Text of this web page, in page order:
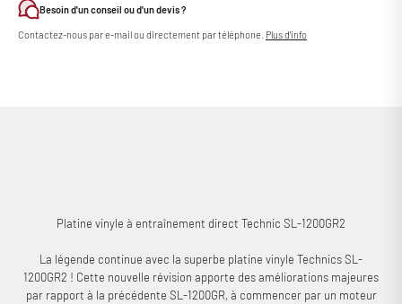
Besoin d'un conseil ou d'un devis ?
Contactez-nous par e-mail ou directement par téléphone. Plus d'info
Platine vinyle à entraînement direct Technic SL-1200GR2
La légende continue avec la superbe platine vinyle Technics SL-
1200GR2 ! Cette nouvelle révision apporte des améliorations majeures
par rapport à la précédente SL-1200GR, à commencer par un moteur